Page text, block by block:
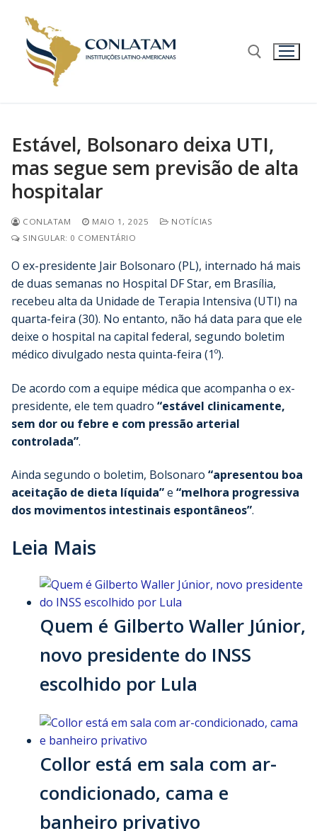
Estável, Bolsonaro deixa UTI,
mas segue sem previsão de alta
hospitalar
CONLATAM MAIO 1, 2025
NOTÍCIAS
SINGULAR: 0 COMENTÁRIO
O ex-presidente Jair Bolsonaro (PL), internado há mais
de duas semanas no Hospital DF Star, em Brasília,
recebeu alta da Unidade de Terapia Intensiva (UTI) na
quarta-feira (30). No entanto, não há data para que ele
deixe o hospital na capital federal, segundo boletim
médico divulgado nesta quinta-feira (1º).
De acordo com a equipe médica que acompanha o ex-
presidente, ele tem quadro “estável clinicamente,
sem dor ou febre e com pressão arterial
controlada”.
Ainda segundo o boletim, Bolsonaro “apresentou boa
aceitação de dieta líquida”e “melhora progressiva
dos movimentos intestinais espontâneos”.
Leia Mais
Quem é Gilberto Waller Júnior,
novo presidente do INSS
escolhido por Lula
Collor está em sala com ar-
condicionado, cama e
banheiro privativo